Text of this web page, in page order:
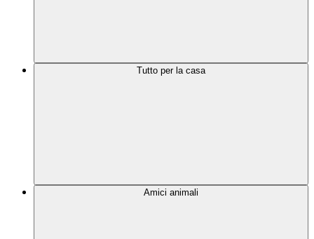
Tutto per la casa
Amici animali